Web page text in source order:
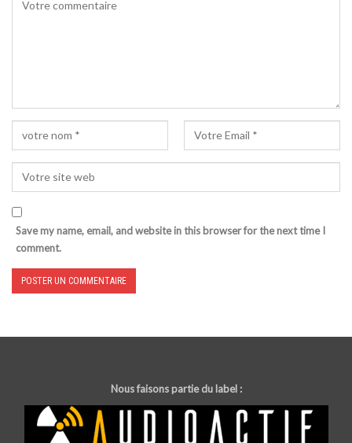
Save my name, email, and website in this browser for the next time I
comment.
Nous faisons partie du label :